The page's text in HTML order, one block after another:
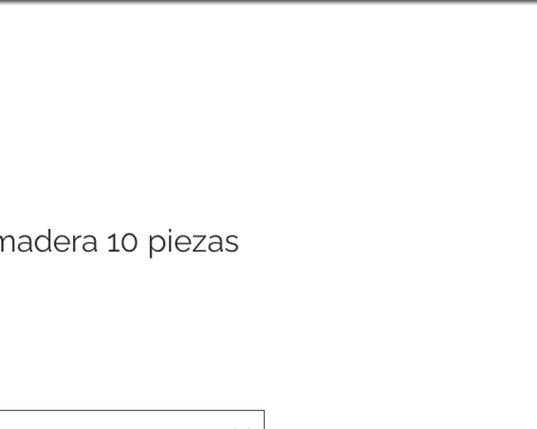
10 piezas